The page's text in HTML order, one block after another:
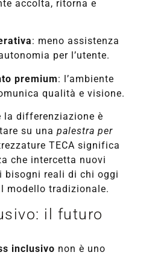
accolta, ritorna e
: meno assistenza
per l’utente.
premium: l’ambiente
qualità e visione.
la differenziazione è
su una palestra per
TECA significa
che intercetta nuovi
bisogni reali di chi oggi
modello tradizionale.
il futuro
inclusivo non è uno